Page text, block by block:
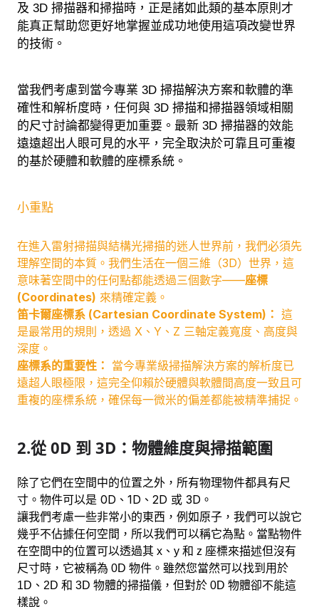
及 3D 掃描器和掃描時，正是諸如此類的基本原則才
能真正幫助您更好地掌握並成功地使用這項改變世界
的技術。
當我們考慮到當今專業 3D 掃描解決方案和軟體的準
確性和解析度時，任何與 3D 掃描和掃描器領域相關
的尺寸討論都變得更加重要。最新 3D 掃描器的效能
遠遠超出人眼可見的水平，完全取決於可靠且可重複
的基於硬體和軟體的座標系統。
小重點
在進入雷射掃描與結構光掃描的迷人世界前，我們必須先
理解空間的本質。我們生活在一個三維（3D）世界，這
意味著空間中的任何點都能透過三個數字——座標
(Coordinates) 來精確定義。
笛卡爾座標系 (Cartesian Coordinate System)： 這
是最常用的規則，透過 X、Y、Z 三軸定義寬度、高度與
深度。
座標系的重要性： 當今專業級掃描解決方案的解析度已
遠超人眼極限，這完全仰賴於硬體與軟體間高度一致且可
重複的座標系統，確保每一微米的偏差都能被精準捕捉。
2.從 0D 到 3D：物體維度與掃描範圍
除了它們在空間中的位置之外，所有物理物件都具有尺
寸。物件可以是 0D、1D、2D 或 3D。
讓我們考慮一些非常小的東西，例如原子，我們可以說它
幾乎不佔據任何空間，所以我們可以稱它為點。當點物件
在空間中的位置可以透過其 x、y 和 z 座標來描述但沒有
尺寸時，它被稱為 0D 物件。雖然您當然可以找到用於
1D、2D 和 3D 物體的掃描儀，但對於 0D 物體卻不能這
樣說。